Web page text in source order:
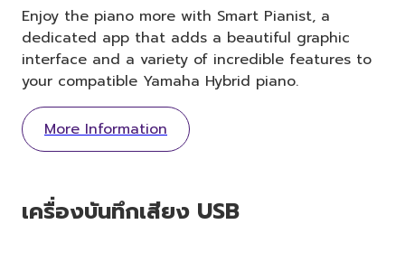
Enjoy the piano more with Smart Pianist, a
dedicated app that adds a beautiful graphic
interface and a variety of incredible features to
your compatible Yamaha Hybrid piano.
More Information
เครื่องบันทึกเสียง USB